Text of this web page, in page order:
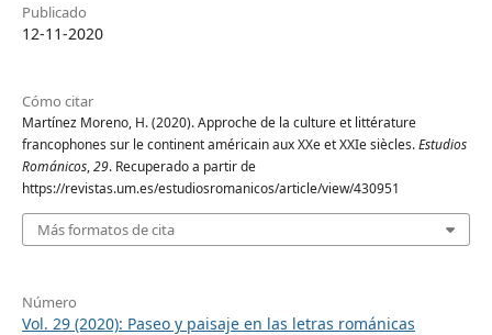
Publicado
12-11-2020
Cómo citar
Martínez Moreno, H. (2020). Approche de la culture et littérature
francophones sur le continent américain aux XXe et XXIe siècles.Estudios
Románicos,29. Recuperado a partir de
https://revistas.um.es/estudiosromanicos/article/view/430951
Más formatos de cita
Número
Vol. 29 (2020): Paseo y paisaje en las letras románicas